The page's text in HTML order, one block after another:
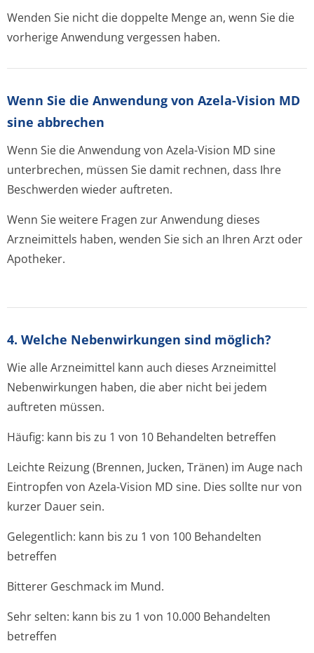
Wenden Sie nicht die doppelte Menge an, wenn Sie die
vorherige Anwendung vergessen haben.
Wenn Sie die Anwendung von Azela-Vision MD
sine abbrechen
Wenn Sie die Anwendung von Azela-Vision MD sine
unterbrechen, müssen Sie damit rechnen, dass Ihre
Beschwerden wieder auftreten.
Wenn Sie weitere Fragen zur Anwendung dieses
Arzneimittels haben, wenden Sie sich an Ihren Arzt oder
Apotheker.
4. Welche Nebenwirkungen sind möglich?
Wie alle Arzneimittel kann auch dieses Arzneimittel
Nebenwirkungen haben, die aber nicht bei jedem
auftreten müssen.
Häufig: kann bis zu 1 von 10 Behandelten betreffen
Leichte Reizung (Brennen, Jucken, Tränen) im Auge nach
Eintropfen von Azela-Vision MD sine. Dies sollte nur von
kurzer Dauer sein.
Gelegentlich: kann bis zu 1 von 100 Behandelten
betreffen
Bitterer Geschmack im Mund.
Sehr selten: kann bis zu 1 von 10.000 Behandelten
betreffen